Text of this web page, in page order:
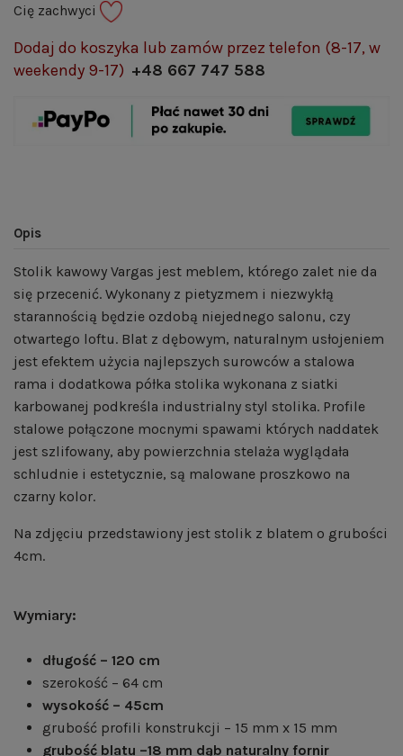
Cię zachwyci
Dodaj do koszyka lub zamów przez telefon (8-17, w
weekendy 9-17) +48 667 747 588
Opis
Stolik kawowy Vargas jest meblem, którego zalet nie da
się przecenić. Wykonany z pietyzmem i niezwykłą
starannością będzie ozdobą niejednego salonu, czy
otwartego loftu. Blat z dębowym, naturalnym usłojeniem
jest efektem użycia najlepszych surowców a stalowa
rama i dodatkowa półka stolika wykonana z siatki
karbowanej podkreśla industrialny styl stolika. Profile
stalowe połączone mocnymi spawami których naddatek
jest szlifowany, aby powierzchnia stelaża wyglądała
schludnie i estetycznie, są malowane proszkowo na
czarny kolor.
Na zdjęciu przedstawiony jest stolik z blatem o grubości
4cm.
Wymiary:
długość – 120 cm
szerokość – 64 cm
wysokość – 45cm
grubość profili konstrukcji – 15 mm x 15 mm
grubość blatu –18 mm dąb naturalny fornir